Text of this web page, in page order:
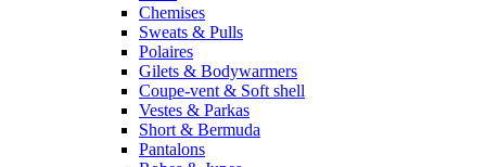
Chemises
Sweats & Pulls
Polaires
Gilets & Bodywarmers
Coupe-vent & Soft shell
Vestes & Parkas
Short & Bermuda
Pantalons